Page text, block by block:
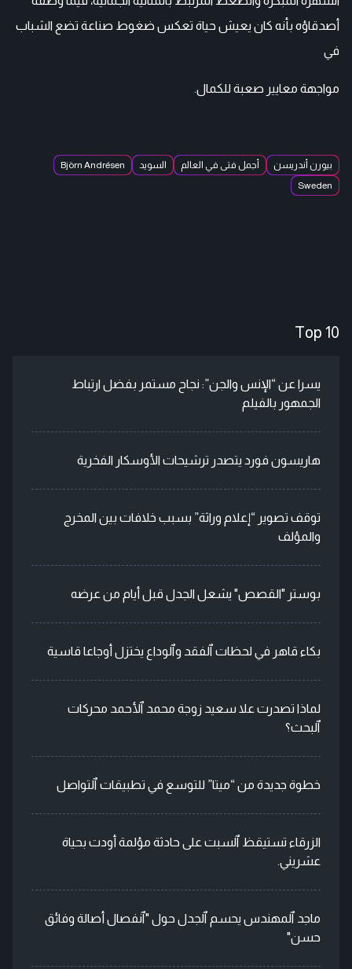
أصدقاؤه بأنه كان يعيش حياة تعكس ضغوط صناعة تضع الشباب
في
مواجهة معايير صعبة للكمال.
بيورن أندريسن أجمل فتى في العالم السويد
Björn Andrésen
Sweden
Top 10
يسرا عن “الإنس والجن”: نجاح مستمر بفضل ارتباط
الجمهور بالفيلم
هاريسون فورد يتصدر ترشيحات الأوسكار الفخرية
توقف تصوير “إعلام وراثة” بسبب خلافات بين المخرج
والمؤلف
بوستر "القصص" يشعل الجدل قبل أيام من عرضه
بكاء قاهر في لحظات ٱلفقد وٱلوداع يختزل أوجاعا قاسية
لماذا تصدرت علا سعيد زوجة محمد ٱلأحمد محركات
ٱلبحث؟
خطوة جديدة من “ميتا” للتوسع في تطبيقات ٱلتواصل
الزرقاء تستيقظ ٱلسبت على حادثة مؤلمة أودت بحياة
عشريني.
ماجد ٱلمهندس يحسم ٱلجدل حول "ٱنفصال أصالة وفائق
حسن"